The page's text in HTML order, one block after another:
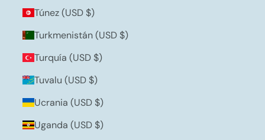
Túnez (USD $)
Turkmenistán (USD $)
Turquía (USD $)
Tuvalu (USD $)
Ucrania (USD $)
Uganda (USD $)